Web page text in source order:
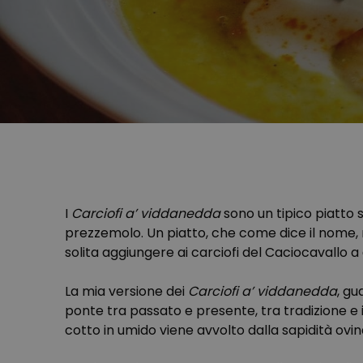
I Carciofi a’ viddaneddasono un tipico piatto
prezzemolo. Un piatto, che come dice il
solita aggiungere ai carciofi del Caciocavallo
La mia versione dei Carciofi a’ viddanedda,
ponte tra passato e presente, tra tradizione
cotto in umido viene avvolto dalla sapidità